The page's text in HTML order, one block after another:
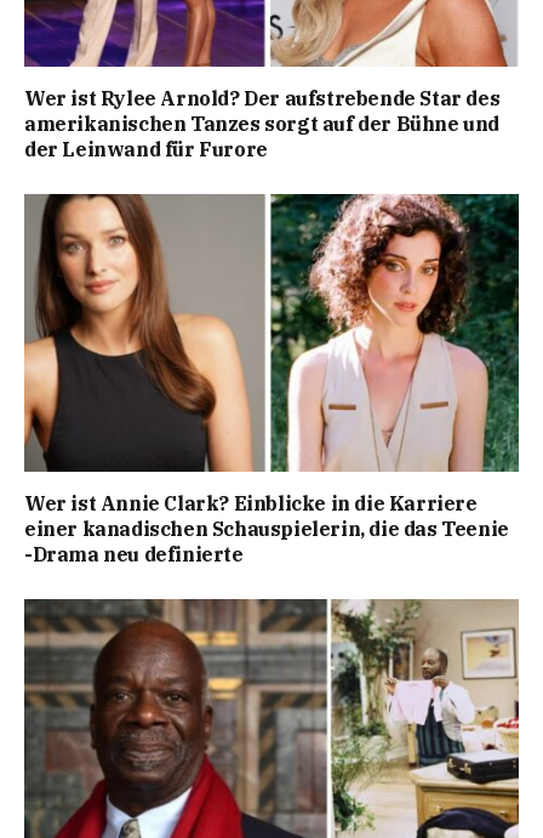
Wer ist Rylee Arnold? Der aufstrebende Star des
amerikanischen Tanzes sorgt auf der Bühne und
der Leinwand für Furore
Wer ist Annie Clark? Einblicke in die Karriere
einer kanadischen Schauspielerin, die das Teenie
-Drama neu definierte